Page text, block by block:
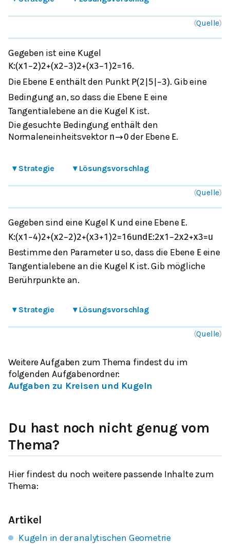
(Quelle)
Gegeben ist eine Kugel
K:(x1 −2)2+(x2−3)2+(x3−1 )2=16.
Die Ebene E enthält den Punkt P(2 5 −3). Gib eine
Bedingung an, so dass die Ebene Eeine
Tangentialebene an die Kugel K ist.
Die gesuchte Bedingung enthält den
Normaleneinheitsvektor n→0 der Ebene E.
▾ Strategie ▾ Lösungsvorschlag
(Quelle)
Gegeben sind eine Kugel K und eine Ebene E.
K:(x1 −4)2+(x2−2)2+(x3+1 )2=16und E:2x1 −2x2+x3=u
Bestimme den Parameter u so, dass die Ebene Eeine
Tangentialebene an die Kugel K ist. Gib mögliche
Berührpunkte an.
▾ Strategie ▾ Lösungsvorschlag
(Quelle)
Weitere Aufgaben zum Thema findest du im
folgenden Aufgabenordner:
Aufgaben zu Kreisen und Kugeln
Du hast noch nicht genug vom
Thema?
Hier findest du noch weitere passende Inhalte zum
Thema:
Artikel
Kugeln in der analytischen Geometrie